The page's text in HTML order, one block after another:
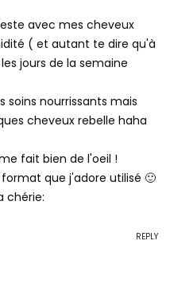
avec mes cheveux
( et autant te dire qu'à
jours de la semaine
soins nourrissants mais
cheveux rebelle haha
fait bien de l'oeil !
que j'adore utilisé 🙂
chérie:
REPLY